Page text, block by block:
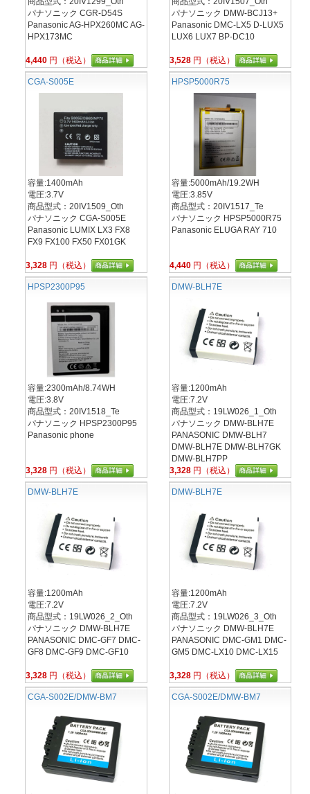
パナソニック CGR-D54S
Panasonic AG-HPX260MC AG-
HPX173MC
4,440 円（税込）
パナソニック DMW-BCJ13+
Panasonic DMC-LX5 D-LUX5
LUX6 LUX7 BP-DC10
3,528 円（税込）
CGA-S005E
容量:1400mAh
電圧:3.7V
商品型式：20IV1509_Oth
パナソニック CGA-S005E
Panasonic LUMIX LX3 FX8
FX9 FX100 FX50 FX01GK
3,328 円（税込）
HPSP5000R75
容量:5000mAh/19.2WH
電圧:3.85V
商品型式：20IV1517_Te
パナソニック HPSP5000R75
Panasonic ELUGA RAY 710
4,440 円（税込）
HPSP2300P95
容量:2300mAh/8.74WH
電圧:3.8V
商品型式：20IV1518_Te
パナソニック HPSP2300P95
Panasonic phone
3,328 円（税込）
DMW-BLH7E
容量:1200mAh
電圧:7.2V
商品型式：19LW026_1_Oth
パナソニック DMW-BLH7E
PANASONIC DMW-BLH7
DMW-BLH7E DMW-BLH7GK
DMW-BLH7PP
3,328 円（税込）
DMW-BLH7E
容量:1200mAh
電圧:7.2V
商品型式：19LW026_2_Oth
パナソニック DMW-BLH7E
PANASONIC DMC-GF7 DMC-
GF8 DMC-GF9 DMC-GF10
3,328 円（税込）
DMW-BLH7E
容量:1200mAh
電圧:7.2V
商品型式：19LW026_3_Oth
パナソニック DMW-BLH7E
PANASONIC DMC-GM1 DMC-
GM5 DMC-LX10 DMC-LX15
3,328 円（税込）
CGA-S002E/DMW-BM7 CGA-S002E/DMW-BM7